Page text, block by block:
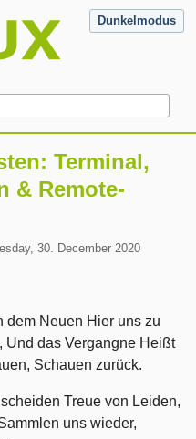
Dunkelmodus
Terminal,
& Remote-
30. December 2020
dem Neuen Hier uns zu
Und das Vergangne Heißt
Schauen zurück.
Treue von Leiden,
uns wieder,